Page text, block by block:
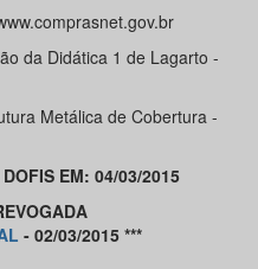
da Didática 1 de Lagarto -
Metálica de Cobertura -
EM: 04/03/2015
- 02/03/2015 ***